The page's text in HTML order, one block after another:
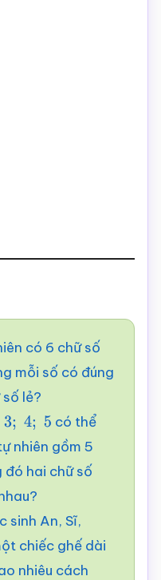
có 6 chữ số
mỗi số có đúng
lẻ?
4;5
có thể
nhiên gồm 5
đó hai chữ số
sinh An, Sĩ,
chiếc ghế dài
nhiêu cách